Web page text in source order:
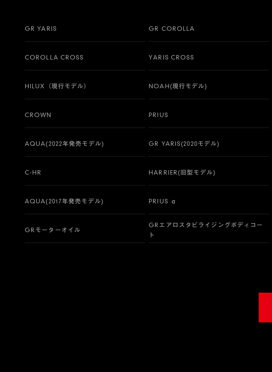
GR YARIS GR COROLLA
COROLLA CROSS YARIS CROSS
HILUX（現行モデル） NOAH(現行モデル)
CROWN PRIUS
AQUA(2022年発売モデル) GR YARIS(2020モデル)
C-HR HARRIER(旧型モデル)
AQUA(2017年発売モデル) PRIUS α
GRモーターオイル
GRエアロスタビライジングボディコー
ト